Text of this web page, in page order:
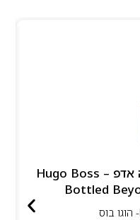
הוגו בוס בוטלד ביונד לאישה אדפ – Hugo Boss